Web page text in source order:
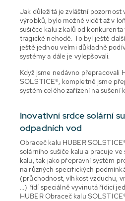
Jak důležitá je zvláštní pozornost
výrobků, bylo možné vidět až v
sušičce kalu z kalů od
tragické nehodě. To byl ještě
ještě jednou velmi důkladně
systémy a dále je vylepšovali.
Když jsme nedávno přepracovali
SOLSTICE®, kompletně jsme
systém celého zařízení na sušení
Inovativní srdce solární
odpadních vod
Obraceč kalu HUBER
solárního sušiče kalu a pracuje
kalu, tak jako přepravní systém
na různých specifických
(průchodnost, vlhkost vzduchu,
...) řídí speciálně vyvinutá řídicí
HUBER Obraceč kalu